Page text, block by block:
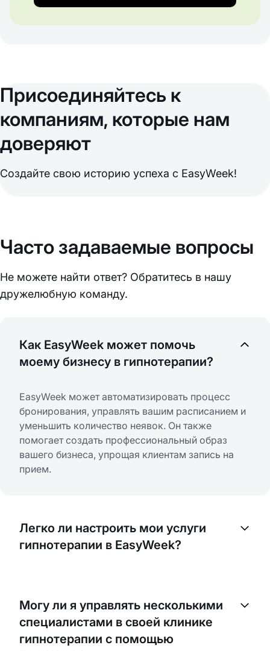
Присоединяйтесь к
компаниям, которые нам
доверяют
Создайте свою историю успеха с EasyWeek!
Часто задаваемые вопросы
Не можете найти ответ? Обратитесь в нашу
дружелюбную команду.
Как EasyWeek может помочь
моему бизнесу в гипнотерапии?
EasyWeek может автоматизировать процесс
бронирования, управлять вашим расписанием и
уменьшить количество неявок. Он также
помогает создать профессиональный образ
вашего бизнеса, упрощая клиентам запись на
прием.
Легко ли настроить мои услуги
гипнотерапии в EasyWeek?
под потребности вашего бизнеса, включая
указание доступности, перечня услуг и цен.
Могу ли я управлять несколькими
специалистами в своей клинике
гипнотерапии с помощью